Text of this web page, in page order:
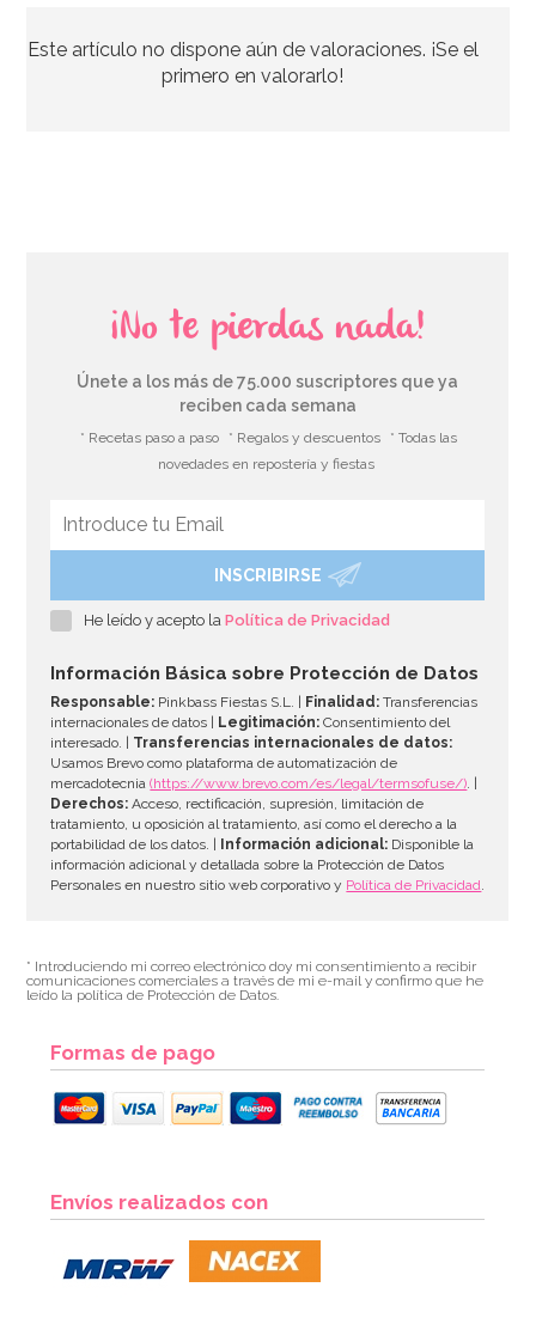
7,95€
Nordic Ware Blossom
AÑADIR
54,40€ 50,04€
Este artículo no dispone aún de valoraciones. ¡Se el
primero en valorarlo!
¡No te pierdas nada!
Únete a los más de 75.000 suscriptores que ya
reciben cada semana
* Recetas paso a paso * Regalos y descuentos
* Todas las
novedades en repostería y fiestas
INSCRIBIRSE
He leído y acepto laPolítica de Privacidad
Información Básica sobre Protección de Datos
Responsable: Pinkbass Fiestas S.L. | Finalidad: Transferencias
internacionales de datos |
Legitimación: Consentimiento del
interesado. | Transferencias internacionales de datos:
Usamos Brevo como plataforma de automatización de
mercadotecnia(https://www.brevo.com/es/legal/termsofuse/). |
Derechos: Acceso, rectificación, supresión, limitación de
tratamiento, u oposición al tratamiento, así como el derecho a la
portabilidad de los datos. |
Información adicional: Disponible la
información adicional y detallada sobre la Protección de Datos
Personales en nuestro sitio web corporativo y Política de Privacidad.
* Introduciendo mi correo electrónico doy mi consentimiento a recibir
comunicaciones comerciales a través de mi e-mail y confirmo que he
leído la política de Protección de Datos.
Formas de pago
Envíos realizados con